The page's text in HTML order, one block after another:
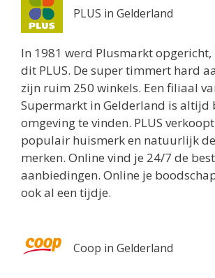
PLUS in Gelderland
In 1981 werd Plusmarkt opgericht,
dit PLUS. De super timmert hard
zijn ruim 250 winkels. Een filiaal
Supermarkt in Gelderland is altijd
omgeving te vinden. PLUS
populair huismerk en natuurlijk
merken. Online vind je 24/7 de
aanbiedingen. Online je
ook al een tijdje.
Coop in Gelderland